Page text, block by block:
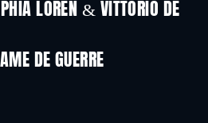
LOREN & VITTORIO DE
DE GUERRE